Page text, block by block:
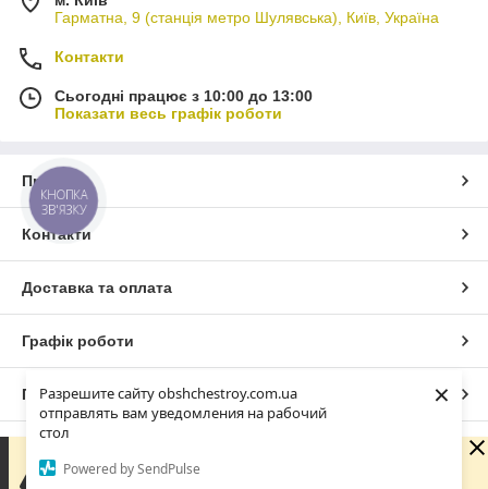
Разрешите сайту obshchestroy.com.ua
отправлять вам уведомления на рабочий
стол
Powered by SendPulse
×
Гарматна, 9 (станція метро Шулявська), Київ, Україна
Контакти
Сьогодні працює з 10:00 до 13:00
Показати весь графік роботи
Про нас
Контакти
Доставка та оплата
Графік роботи
Повна версія сайту
замовлення та повідомлення, оскільки за її графіком
КНОПКА
ЗВ'ЯЗКУ